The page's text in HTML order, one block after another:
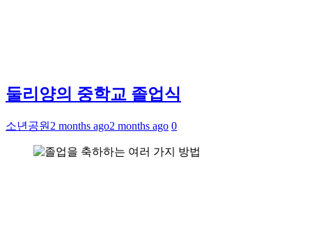
둘리양의 중학교 졸업식
소년공원 2 months ago2 months ago 0